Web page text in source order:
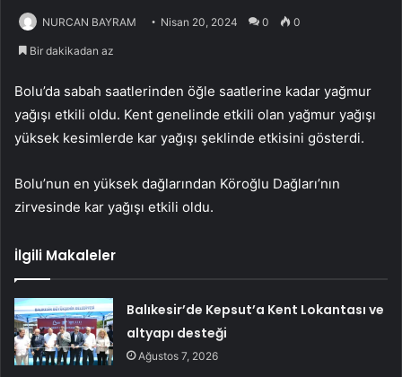
NURCAN BAYRAM Nisan 20, 2024 0 0
Bir dakikadan az
Bolu’da sabah saatlerinden öğle saatlerine kadar yağmur
yağışı etkili oldu. Kent genelinde etkili olan yağmur yağışı
yüksek kesimlerde kar yağışı şeklinde etkisini gösterdi.
Bolu’nun en yüksek dağlarından Köroğlu Dağları’nın
zirvesinde kar yağışı etkili oldu.
İlgili Makaleler
Balıkesir’de Kepsut’a Kent Lokantası ve
altyapı desteği
Ağustos 7, 2026